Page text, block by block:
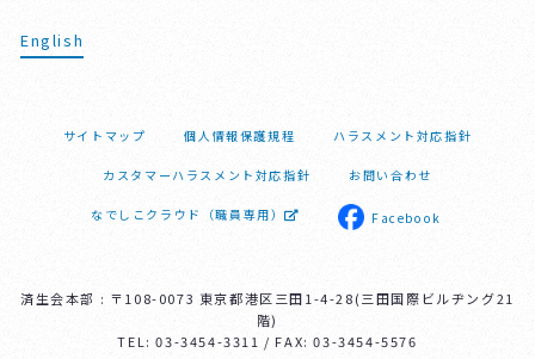
English
サイトマップ 個人情報保護規程 ハラスメント対応指針
カスタマーハラスメント対応指針 お問い合わせ
なでしこクラウド（職員専用） Facebook
済生会本部 : 〒108-0073 東京都港区三田1-4-28(三田国際ビルヂング21
階)
TEL: 03-3454-3311 / FAX: 03-3454-5576